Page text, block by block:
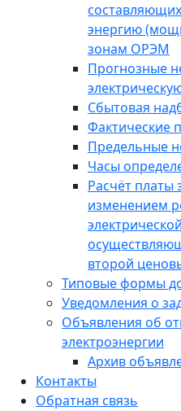
энергию
зонам ОРЭМ
Прогнозные
Сбытовая
Фактические
Предельные
Часы
Расчёт платы
изменением
второй
Типовые формы
Уведомления о
Объявления об
электроэнергии
Архив
Контакты
Обратная связь